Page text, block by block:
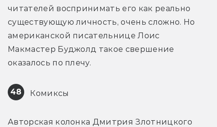
читателей воспринимать его как реально
существующую личность, очень сложно. Но
американской писательнице Лоис
Макмастер Буджолд такое свершение
оказалось по плечу.
48 Комиксы
Авторская колонка Дмитрия Злотницкого